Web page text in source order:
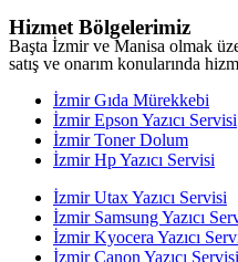
Hizmet Bölgelerimiz
Başta İzmir ve Manisa olmak
satış ve onarım konularında
İzmir Gıda Mürekkebi
İzmir Epson Yazıcı Servisi
İzmir Toner Dolum
İzmir Hp Yazıcı Servisi
İzmir Utax Yazıcı Servisi
İzmir Samsung Yazıcı
İzmir Kyocera Yazıcı
İzmir Canon Yazıcı Servisi